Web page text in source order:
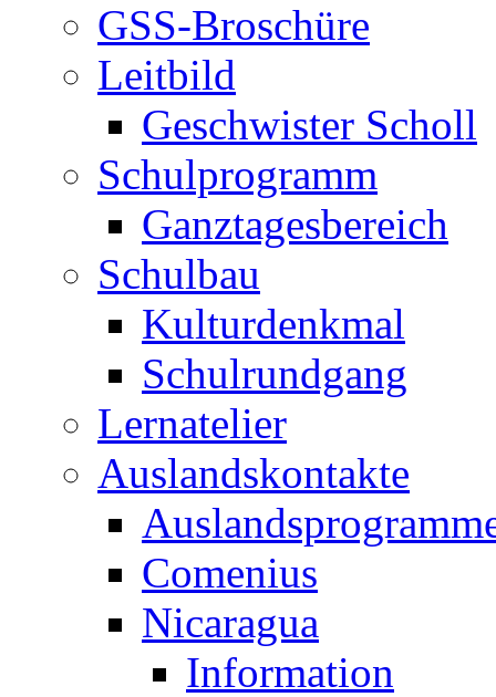
GSS-Broschüre
Leitbild
Geschwister Scholl
Schulprogramm
Ganztagesbereich
Schulbau
Kulturdenkmal
Schulrundgang
Lernatelier
Auslandskontakte
Comenius
Nicaragua
Information